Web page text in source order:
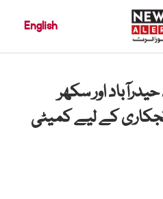
English
حیدرآباد اور سکھر
کے لیے کمیٹی